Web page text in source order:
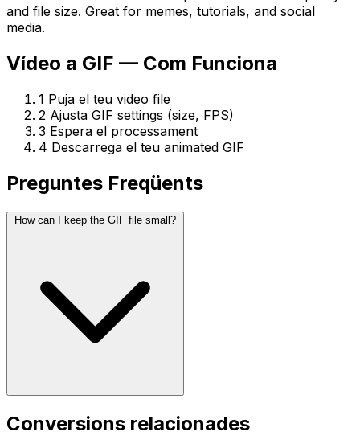
and file size. Great for memes, tutorials, and social
media.
Vídeo a GIF — Com Funciona
1 Puja el teu video file
2 Ajusta GIF settings (size, FPS)
3 Espera el processament
4 Descarrega el teu animated GIF
Preguntes Freqüents
How can I keep the GIF file small?
Conversions relacionades